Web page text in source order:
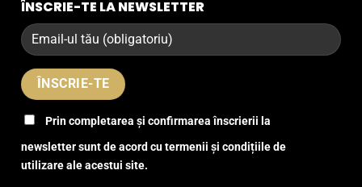
ÎNSCRIE-TE LA NEWSLETTER
Prin completarea și confirmarea înscrierii la
newsletter sunt de acord cu termenii și condițiile de
utilizare ale acestui site.